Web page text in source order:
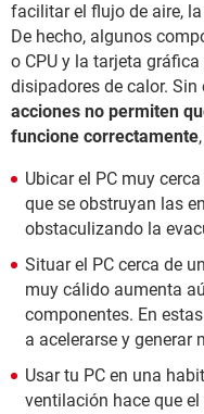
facilitar el flujo de aire,
De hecho, algunos
o CPU y la tarjeta
disipadores de calor. Sin
acciones no permiten
funcione correctamente
Ubicar el PC muy
que se obstruyan las
obstaculizando la
Situar el PC cerca de
muy cálido aumenta
componentes. En
a acelerarse y generar
Usar tu PC en una
ventilación hace que